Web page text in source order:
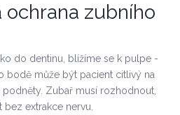
ochrana zubního
do dentinu, blížíme se k pulpe -
bodě může být pacient citlivý na
Zubař musí rozhodnout,
bez extrakce nervu.